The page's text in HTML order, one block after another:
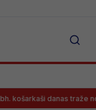
košarkaši danas traže